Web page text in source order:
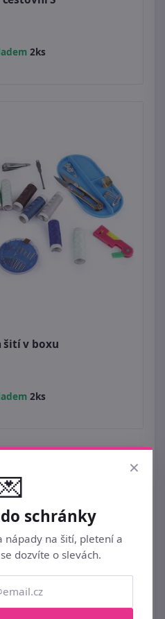
2ks
šití v boxu
2ks
×
schránky
nápady na šití, pletení a
dozvíte o slevách.